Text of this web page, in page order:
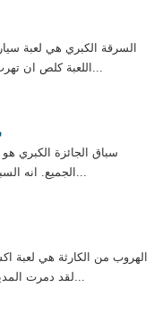
السرقة الكبري هي لعبة
اللعبة كلص ان تهرب من الشرطة ولا ت...
سباق الجائزة الكبري
الجميع. انه السباق الاكبر على الاطل...
الهروب من الكارثة هي لعبة
على G6mes ! لقد دمرت المدينه ك...